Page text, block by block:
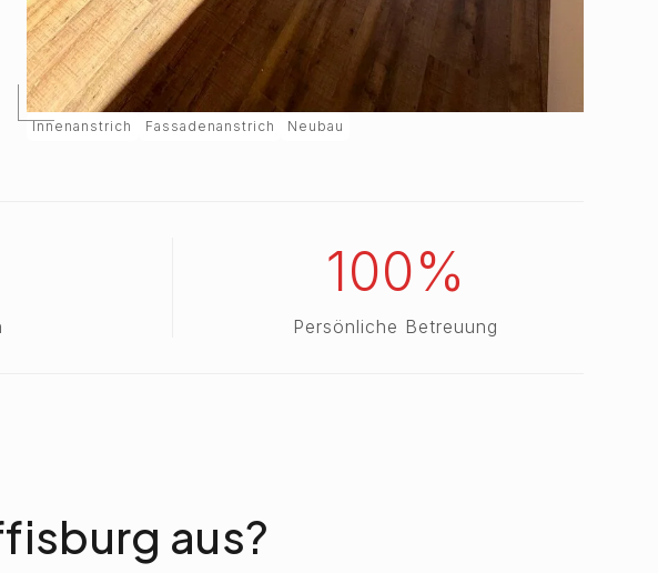
Innenanstrich Fassadenanstrich Neubau
100%
Persönliche Betreuung
aus?